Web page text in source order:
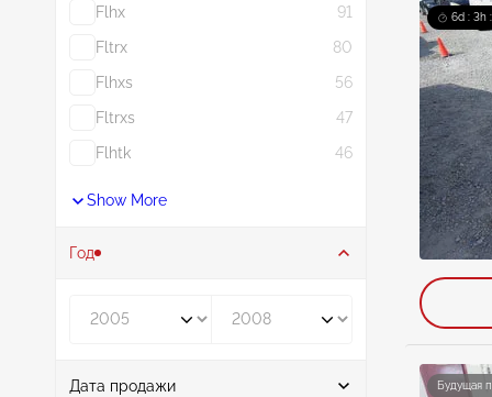
Flhx
91
Fltrx
80
Flhxs
56
Fltrxs
47
Flhtk
46
Show More
Год
Дата продажи
6d : 3h
Будущая